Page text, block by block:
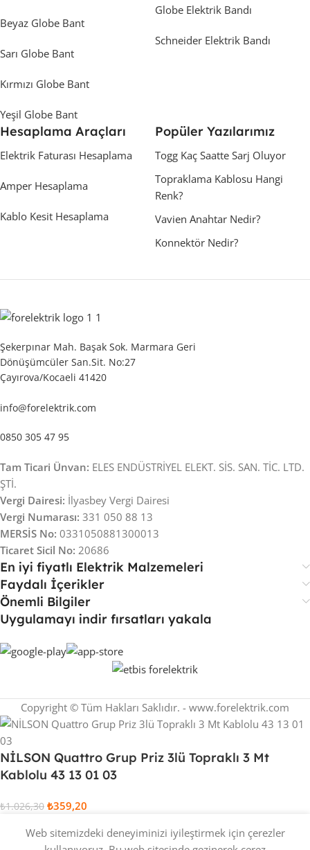
Beyaz Globe Bant
Sarı Globe Bant
Kırmızı Globe Bant
Yeşil Globe Bant
Globe Elektrik Bandı
Schneider Elektrik Bandı
Hesaplama Araçları
Elektrik Faturası Hesaplama
Amper Hesaplama
Kablo Kesit Hesaplama
Popüler Yazılarımız
Togg Kaç Saatte Sarj Oluyor
Topraklama Kablosu Hangi
Renk?
Vavien Anahtar Nedir?
Konnektör Nedir?
Şekerpınar Mah. Başak Sok. Marmara Geri
Dönüşümcüler San.Sit. No:27
Çayırova/Kocaeli 41420
info@forelektrik.com
0850 305 47 95
Tam Ticari Ünvan: ELES ENDÜSTRİYEL ELEKT. SİS. SAN. TİC. LTD.
ŞTİ.
Vergi Dairesi: İlyasbey Vergi Dairesi
Vergi Numarası: 331 050 88 13
MERSİS No: 0331050881300013
Ticaret Sicil No: 20686
En iyi fiyatlı Elektrik Malzemeleri
Faydalı İçerikler
Önemli Bilgiler
Uygulamayı indir fırsatları yakala
Copyright © Tüm Hakları Saklıdır. - www.forelektrik.com
Web sitemizdeki deneyiminizi iyileştirmek için çerezler
NİLSON Quattro Grup Priz 3lü Topraklı 3 Mt
Kablolu 43 13 01 03
₺1.026,30 ₺359,20